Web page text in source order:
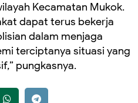
Kecamatan Mukok.
dapat terus bekerja
dalam menjaga
terciptanya situasi yang
pungkasnya.